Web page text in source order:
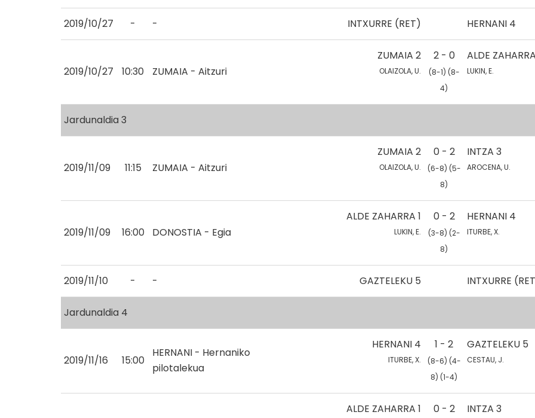
2019/10/27 - - INTXURRE (RET) HERNANI 4
2019/10/27 10:30 ZUMAIA - Aitzuri
ZUMAIA 2
OLAIZOLA, U.
2 - 0
(8-1) (8-
4)
ALDE
LUKIN, E.
Jardunaldia 3
2019/11/09 11:15 ZUMAIA - Aitzuri
ZUMAIA 2
OLAIZOLA, U.
0 - 2
(6-8) (5-
8)
INTZA 3
AROCENA, U.
2019/11/09 16:00 DONOSTIA - Egia
ALDE ZAHARRA 1
LUKIN, E.
0 - 2
(3-8) (2-
8)
HERNANI 4
ITURBE, X.
2019/11/10 - - GAZTELEKU 5 INTXURRE
Jardunaldia 4
2019/11/16 15:00
HERNANI - Hernaniko
pilotalekua
HERNANI 4
ITURBE, X.
1 - 2
(8-6) (4-
8) (1-4)
GAZTELEKU 5
CESTAU, J.
ALDE ZAHARRA 1 0 - 2 INTZA 3